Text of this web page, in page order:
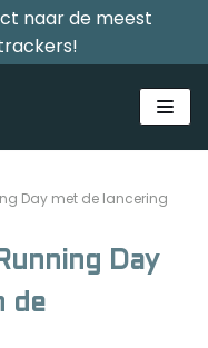
naar de meest
Day met de lancering
Day
de